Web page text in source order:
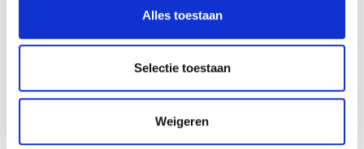
Alles toestaan
Selectie toestaan
Weigeren
EUR 1.95EUR 2.50
L'offre expire le 31/08/2026
Ajouter au panier